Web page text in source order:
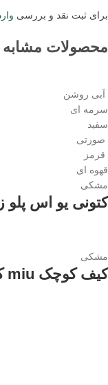
برای ثبت نقد و بررسی
محصولات مشابه
آبی روشن
سرمه ای
سفید
صورتی
قرمز
قهوه ای
مشکی
کتونی یو اس پلو
مشکی